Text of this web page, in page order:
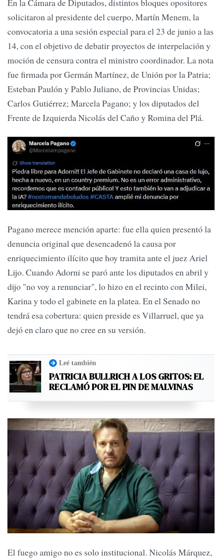
En la Cámara de Diputados, distintos bloques opositores
solicitaron al presidente del cuerpo, Martín Menem, la
convocatoria a una sesión especial para el 23 de junio a las
14, con el objetivo de debatir proyectos de interpelación y
moción de censura contra el ministro coordinador. La nota
fue firmada por Germán Martínez, de Unión por la Patria;
Esteban Paulón y Pablo Juliano, de Provincias Unidas;
Carlos Gutiérrez; Marcela Pagano; y los diputados del
Frente de Izquierda Nicolás del Caño y Romina del Plá.
Pagano merece mención aparte: fue ella quien presentó la
denuncia original que desencadenó la causa por
enriquecimiento ilícito que hoy tramita ante el juez Ariel
Lijo. Cuando Adorni se paró ante los diputados en abril y
dijo "no voy a renunciar", lo hizo en el recinto con Milei,
Karina y todo el gabinete en la platea. En el Senado no
tendrá esa cobertura: quien preside es Villarruel, que ya
dejó en claro que no cree en su versión.
Leé también
PATRICIA BULLRICH A LOS GRITOS: EL
RECLAMÓ POR EL PIN DE MALVINAS
El fuego amigo no es solo institucional. Nicolás Márquez,